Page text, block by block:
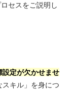
セスをご説明し
定が欠かせませ
キル」を身につ